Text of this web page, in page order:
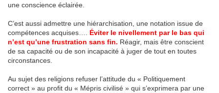
une conscience éclairée.
C’est aussi admettre une hiérarchisation, une notation issue de
compétences acquises….
Éviter le nivellement par le bas qui
n’est qu’une frustration sans fin. Réagir, mais être conscient
de sa capacité ou de son incapacité à juger de tout en toutes
circonstances.
Au sujet des religions refuser l’attitude du « Politiquement
correct » au profit du « Mépris civilisé » qui s’exprimera par une